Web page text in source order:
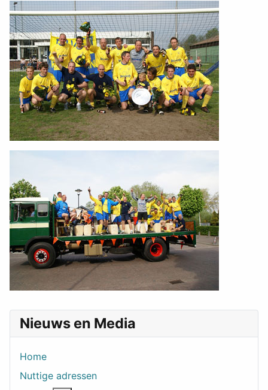
Nieuws en Media
Home
Nuttige adressen